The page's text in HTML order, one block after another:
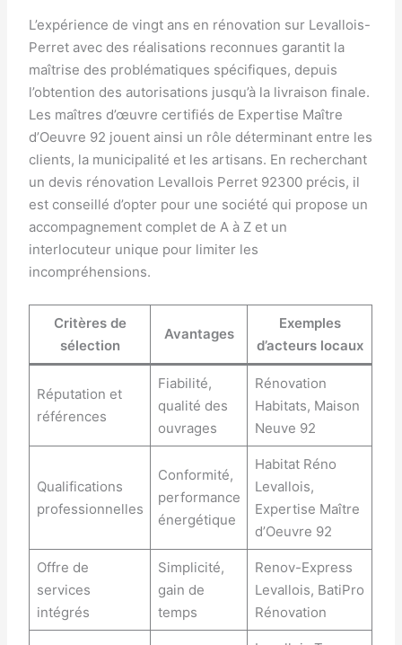
L’expérience de vingt ans en rénovation sur Levallois-
Perret avec des réalisations reconnues garantit la
maîtrise des problématiques spécifiques, depuis
l’obtention des autorisations jusqu’à la livraison finale.
Les maîtres d’œuvre certifiés de Expertise Maître
d’Oeuvre 92 jouent ainsi un rôle déterminant entre les
clients, la municipalité et les artisans. En recherchant
un devis rénovation Levallois Perret 92300 précis, il
est conseillé d’opter pour une société qui propose un
accompagnement complet de A à Z et un
interlocuteur unique pour limiter les
incompréhensions.
Critères de
sélection
Avantages
Exemples
d’acteurs locaux
Réputation et
références
Fiabilité,
qualité des
ouvrages
Rénovation
Habitats, Maison
Neuve 92
Qualifications
professionnelles
Conformité,
performance
énergétique
Habitat Réno
Levallois,
Expertise Maître
d’Oeuvre 92
Offre de
services
intégrés
Simplicité,
gain de
temps
Renov-Express
Levallois, BatiPro
Rénovation